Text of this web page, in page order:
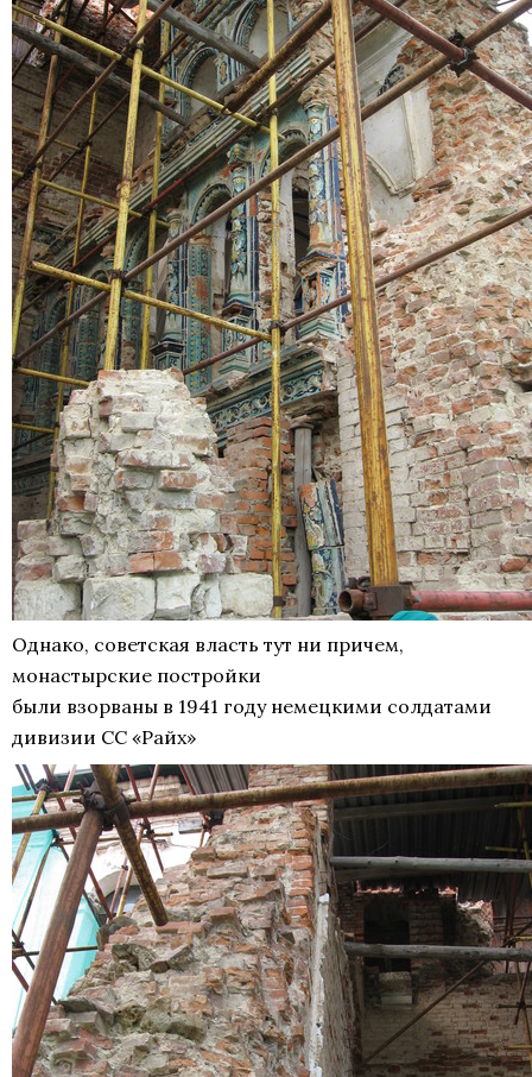
Однако, советская власть тут ни причем,
монастырские постройки
были взорваны в 1941 году немецкими солдатами
дивизии СС «Райх»